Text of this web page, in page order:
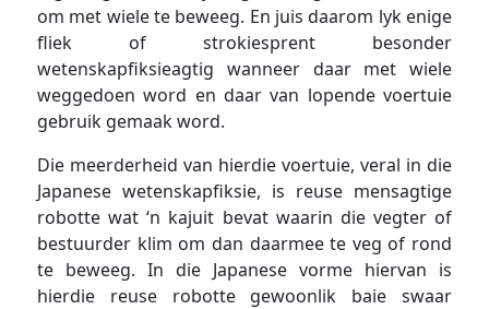
om met wiele te beweeg. En juis daarom lyk enige
fliek of strokiesprent besonder
wetenskapfiksieagtig wanneer daar met wiele
weggedoen word en daar van lopende voertuie
gebruik gemaak word.
Die meerderheid van hierdie voertuie, veral in die
Japanese wetenskapfiksie, is reuse mensagtige
robotte wat ‘n kajuit bevat waarin die vegter of
bestuurder klim om dan daarmee te veg of rond
te beweeg. In die Japanese vorme hiervan is
hierdie reuse robotte gewoonlik baie swaar